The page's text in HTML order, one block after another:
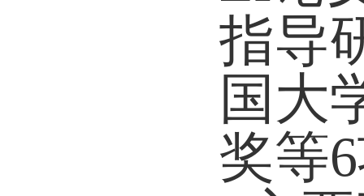
指导
国大
奖等6